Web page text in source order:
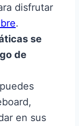
disfrutar
.
se
de
puedes
en sus